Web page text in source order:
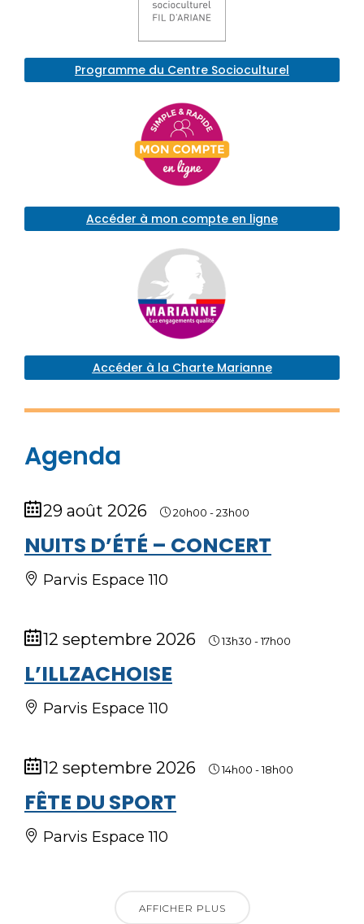
Programme du Centre Socioculturel
Accéder à mon compte en ligne
Accéder à la Charte Marianne
Agenda
29 août 2026 20h00 -23h00
NUITS D’ÉTÉ – CONCERT
Parvis Espace 110
12 septembre 2026 13h30 -17h00
L’ILLZACHOISE
Parvis Espace 110
12 septembre 2026 14h00 -18h00
FÊTE DU SPORT
Parvis Espace 110
AFFICHER PLUS